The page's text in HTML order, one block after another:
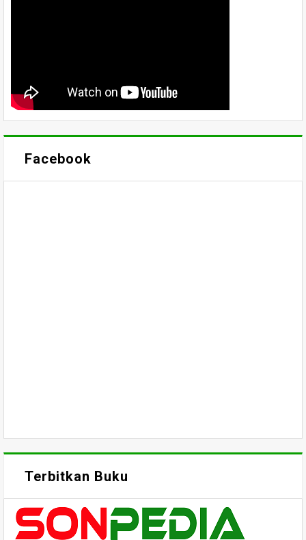
Facebook
Terbitkan Buku